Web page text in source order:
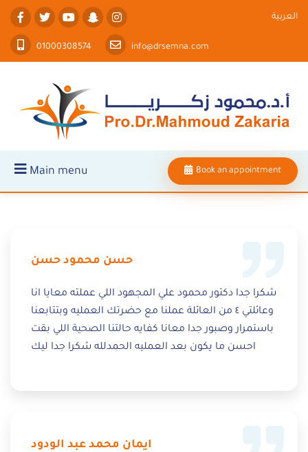
01000308574 info@drsemna.com
العربية
Main menu Book an appointment
حسن محمود حسن
شكرا جدا دكتور محمود علي المجهود اللي عملته معايا انا
وعائلتي ٤ من العائلة عملنا مع حضرتك العمليه وبتتابعنا
باستمرار وصبور جدا معانا كفايه حالتنا الصحية اللي بقت
احسن ما يكون بعد العمليه الحمدلله شكرا جدا ليك
ايمان محمد عبد الودود